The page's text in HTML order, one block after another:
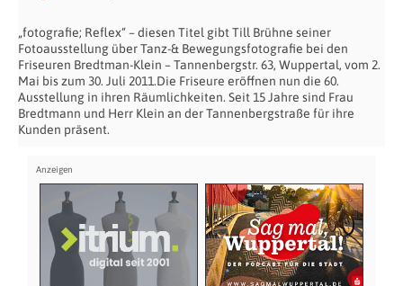
„fotografie; Reflex“ – diesen Titel gibt Till Brühne seiner
Fotoausstellung über Tanz-& Bewegungsfotografie bei den
Friseuren Bredtman-Klein – Tannenbergstr. 63, Wuppertal, vom 2.
Mai bis zum 30. Juli 2011.Die Friseure eröffnen nun die 60.
Ausstellung in ihren Räumlichkeiten. Seit 15 Jahre sind Frau
Bredtmann und Herr Klein an der Tannenbergstraße für ihre
Kunden präsent.